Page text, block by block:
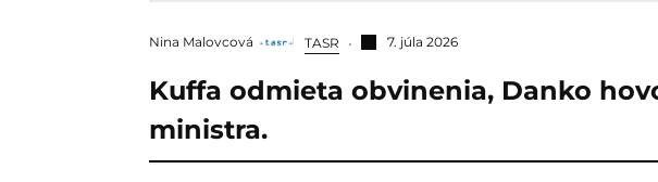
Nina Malovcová TASR 7. júla 2026
Kuffa odmieta obvinenia, Danko
ministra.